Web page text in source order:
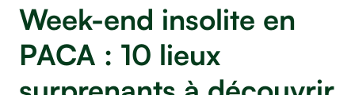
Week-end insolite en
PACA : 10 lieux